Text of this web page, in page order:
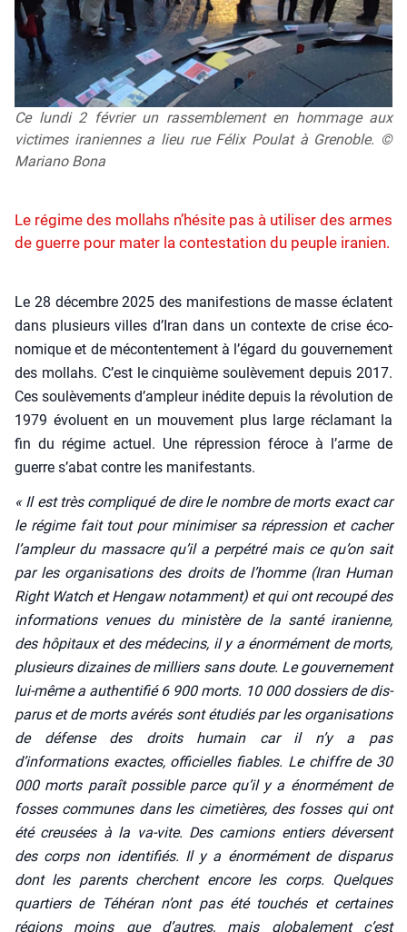
Ce lundi 2 février un rassemblement en hommage aux
victimes iraniennes a lieu rue Félix Poulat à Grenoble. ©
Mariano Bona
Le régime des mollahs n’hésite pas à utiliser des armes
de guerre pour mater la contestation du peuple iranien.
Le 28 décembre 2025 des mani­fes­tions de masse éclatent
dans plu­sieurs villes d’I­ran dans un contexte de crise éco­
no­mique et de mécon­ten­te­ment à l’é­gard du gou­ver­ne­ment
des mol­lahs. C’est le cin­quième sou­lè­ve­ment depuis 2017.
Ces sou­lè­ve­ments d’ampleur inédite depuis la révo­lu­tion de
1979 évo­luent en un mou­ve­ment plus large récla­mant la
fin du régime actuel. Une répres­sion féroce à l’arme de
guerre s’abat contre les mani­fes­tants.
« Il est très com­pli­qué de dire le nombre de morts exact car
le régime fait tout pour mini­mi­ser sa répres­sion et cacher
l’ampleur du mas­sacre qu’il a per­pé­tré mais ce qu’on sait
par les orga­ni­sa­tions des droits de l’homme (Iran Human
Right Watch et Hen­gaw notam­ment) et qui ont recou­pé des
infor­ma­tions venues du minis­tère de la san­té ira­nienne,
des hôpi­taux et des méde­cins, il y a énor­mé­ment de morts,
plu­sieurs dizaines de mil­liers sans doute. Le gou­ver­ne­ment
lui-même a authen­ti­fié 6 900 morts. 10 000 dos­siers de dis­
pa­rus et de morts avé­rés sont étu­diés par les orga­ni­sa­tions
de défense des droits humain car il n’y a pas
d’informations exactes, offi­cielles fiables. Le chiffre de 30
000 morts paraît pos­sible parce qu’il y a énor­mé­ment de
fosses com­munes dans les cime­tières, des fosses qui ont
été creu­sées à la va-vite. Des camions entiers déversent
des corps non iden­ti­fiés. Il y a énor­mé­ment de dis­pa­rus
dont les parents cherchent encore les corps. Quelques
quar­tiers de Téhé­ran n’ont pas été tou­chés et cer­taines
régions moins que d’autres, mais glo­ba­le­ment c’est